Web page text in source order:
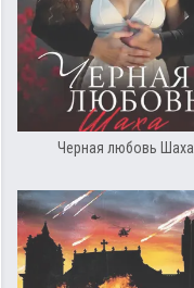
Черная любовь Шаха